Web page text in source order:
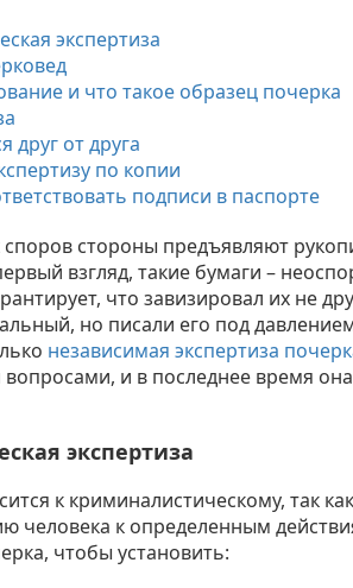
экспертиза
и что такое образец почерка
друг от друга
по копии
подписи в паспорте
стороны предъявляют
взгляд, такие бумаги –
что завизировал их не
но писали его под
независимая экспертиза
и в последнее время она
экспертиза
к криминалистическому, так
человека к определенным
чтобы установить: